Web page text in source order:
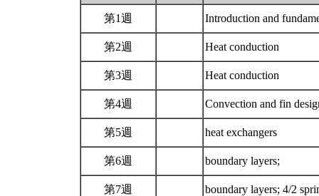
第1週 Introduction and
第2週 Heat conduction
第3週 Heat conduction
第4週 Convection and fin
第5週 heat exchangers
第6週 boundary layers;
第7週 boundary layers; 4/2